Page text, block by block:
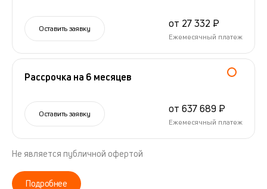
Оставить заявку от 27 332 ₽
Ежемесячный платеж
Рассрочка на 6 месяцев
Оставить заявку от 637 689 ₽
Ежемесячный платеж
Не является публичной офертой
Подробнее